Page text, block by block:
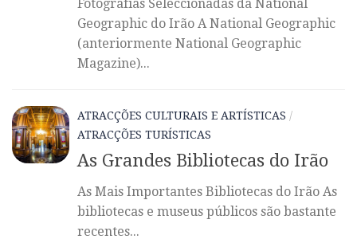
Fotografias Seleccionadas da National
Geographic do Irão A National Geographic
(anteriormente National Geographic
Magazine)...
ATRACÇÕES CULTURAIS E ARTÍSTICAS /
ATRACÇÕES TURÍSTICAS
As Grandes Bibliotecas do Irão
As Mais Importantes Bibliotecas do Irão As
bibliotecas e museus públicos são bastante
recentes...